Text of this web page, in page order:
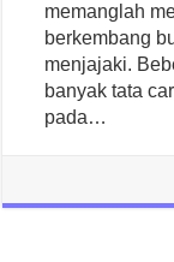
memanglah
berkembang
menjajaki.
banyak tata
pada…